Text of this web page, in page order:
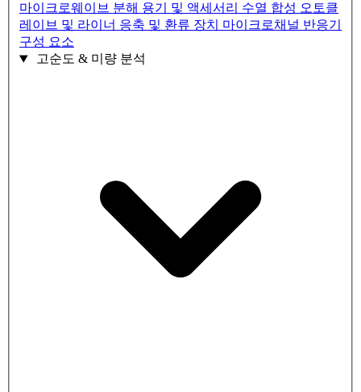
마이크로웨이브 분해 용기 및 액세서리 수열 합성 오토클
레이브 및 라이너 응축 및 환류 장치 마이크로채널 반응기
구성 요소
고순도 & 미량 분석